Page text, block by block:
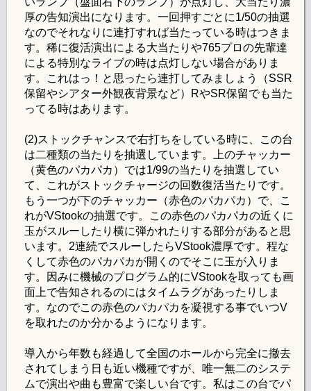
厚の告知演出になります。一回押すごとに1/50の抽選
なのでそれなりに連打すれば当たっている時はつきま
す。稀に復活演出による大当たりや765プロの先輩達
による特別なライブの時は点灯しない場合がありま
す。これはっ！と思ったら連打してみましょう（SSR
保留やシアター外観夜背景など）RやSR保留でも当た
ってる時はあります。
(2)ストックチャンスで右打ちをしている時に、この台
は二種類の当たりを抽選しています。上のチャッカー
（黄色のパカパカ）では1/99の当たりを抽選してい
て、これがストックチャージの回数復活当たりです。
もう一つが下のチャッカー（赤色のパカパカ）で、こ
れがVStookの抽選です。この赤色のパカパカの近くに
玉がスルーしたり横に弾かれたりする部分があると思
います。2連続でスルーしたらVStook濃厚です。程な
くして赤色のパカパカが開くのでそこに玉が入りま
す。因みに機械のプログラム的にVStookを取っても画
面上で告知されるのにはタイムラグがあったりしま
す。なのでこの赤色のパカパカを凝視する事でいつV
を取れたのか分かるようになります。
導入から年数も経過して全国のホールから完全に撤去
されてしまう日も近い機種ですが、唯一無二のシステ
ムで演出や曲も豊富で楽しい台です。私はこの台でパ